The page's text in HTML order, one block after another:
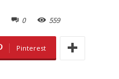
0 559
Pinterest